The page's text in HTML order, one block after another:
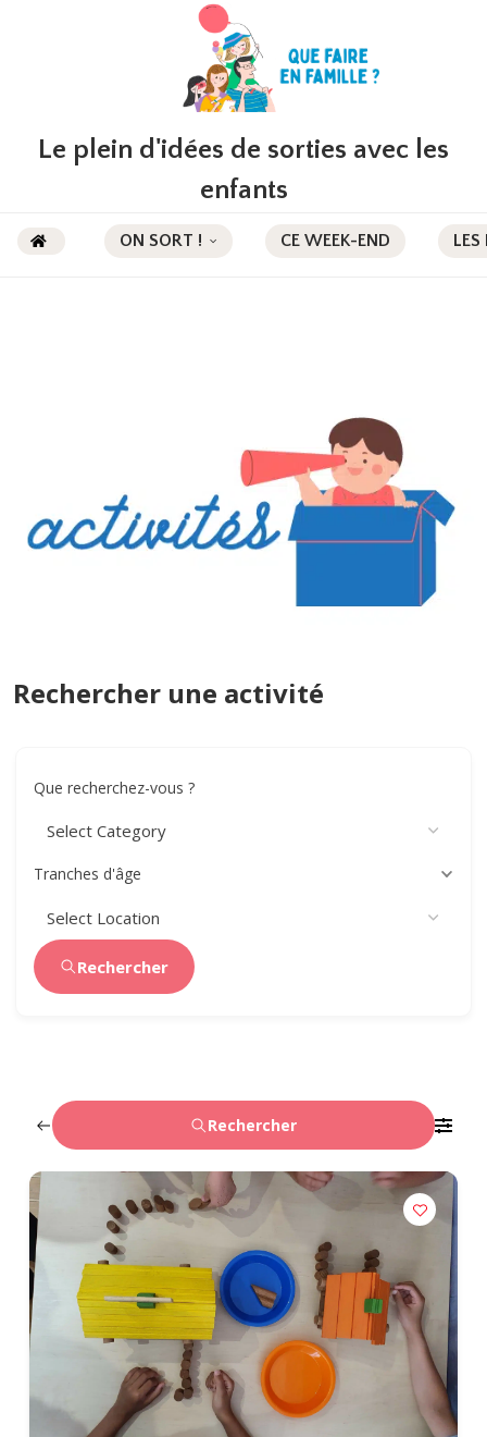
Le plein d'idées de sorties avec les
enfants
ON SORT ! CE WEEK-END LES
Rechercher une activité
Que recherchez-vous ?
Tranches d'âge
Rechercher
Rechercher